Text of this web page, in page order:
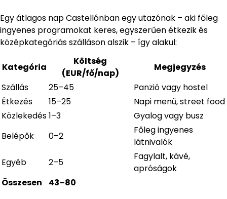
Egy átlagos nap Castellónban egy utazónak – aki főleg
ingyenes programokat keres, egyszerűen étkezik és
középkategóriás szálláson alszik – így alakul:
Kategória
Költség
(EUR/fő/nap)
Megjegyzés
Szállás
25–45
Panzió vagy hostel
Étkezés
15–25
Napi menü, street food
Közlekedés1–3
Gyalog vagy busz
Belépők
0–2
Főleg ingyenes
látnivalók
Egyéb
2–5
Fagylalt, kávé,
apróságok
Összesen
43–80